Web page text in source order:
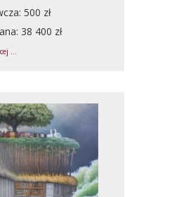
500 zł
38 400 zł
...